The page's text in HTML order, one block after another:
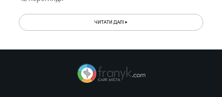
ЧИТАТИ ДАЛІ